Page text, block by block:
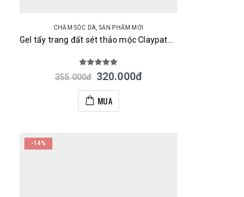
CHĂM SÓC DA, SẢN PHẨM MỚI
Gel tẩy trang đất sét thảo mộc Claypathy Deep Cleansing Gel 300ml Nhật Bản
out of 5
355.000đ 320.000đ
MUA
-14%